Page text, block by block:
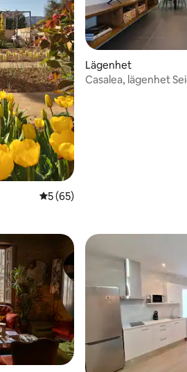
5 av 5 i genomsnittligt betyg,
5 (65)
Lägenhet
Casalea, lägenhet